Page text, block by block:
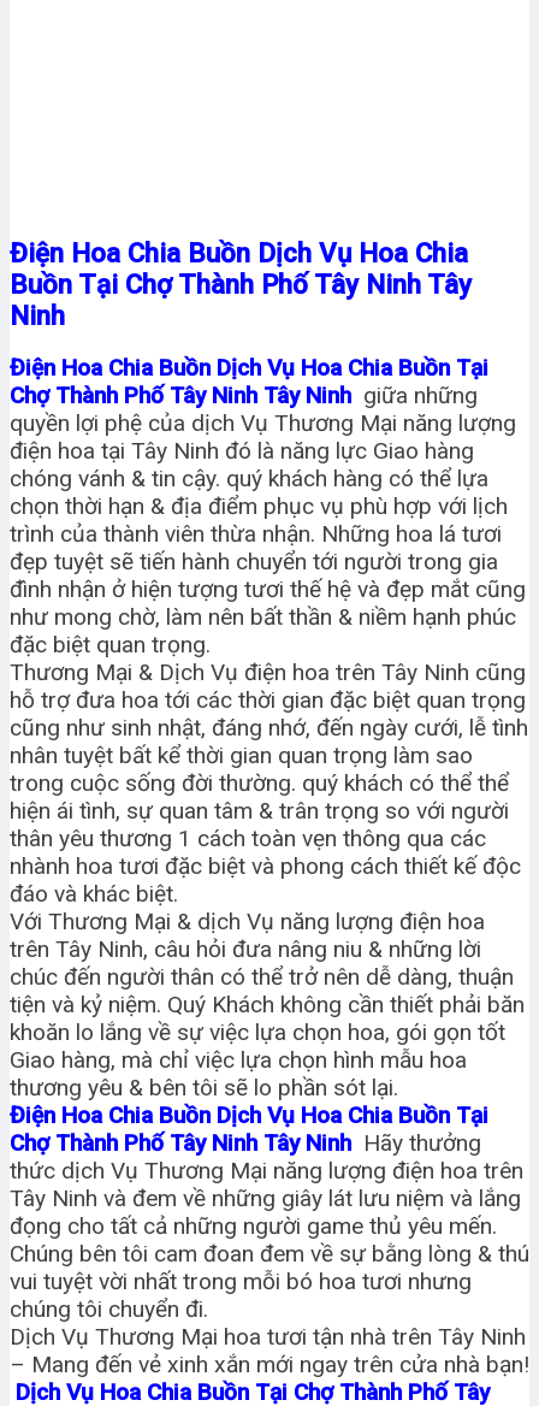
Điện Hoa Chia Buồn Dịch Vụ Hoa Chia
Buồn Tại Chợ Thành Phố Tây Ninh Tây
Ninh
Điện Hoa Chia Buồn Dịch Vụ Hoa Chia Buồn Tại
Chợ Thành Phố Tây Ninh Tây Ninh giữa những
quyền lợi phệ của dịch Vụ Thương Mại năng lượng
điện hoa tại Tây Ninh đó là năng lực Giao hàng
chóng vánh & tin cậy. quý khách hàng có thể lựa
chọn thời hạn & địa điểm phục vụ phù hợp với lịch
trình của thành viên thừa nhận. Những hoa lá tươi
đẹp tuyệt sẽ tiến hành chuyển tới người trong gia
đình nhận ở hiện tượng tươi thế hệ và đẹp mắt cũng
như mong chờ, làm nên bất thần & niềm hạnh phúc
đặc biệt quan trọng.
Thương Mại & Dịch Vụ điện hoa trên Tây Ninh cũng
hỗ trợ đưa hoa tới các thời gian đặc biệt quan trọng
cũng như sinh nhật, đáng nhớ, đến ngày cưới, lễ tình
nhân tuyệt bất kể thời gian quan trọng làm sao
trong cuộc sống đời thường. quý khách có thể thể
hiện ái tình, sự quan tâm & trân trọng so với người
thân yêu thương 1 cách toàn vẹn thông qua các
nhành hoa tươi đặc biệt và phong cách thiết kế độc
đáo và khác biệt.
Với Thương Mại & dịch Vụ năng lượng điện hoa
trên Tây Ninh, câu hỏi đưa nâng niu & những lời
chúc đến người thân có thể trở nên dễ dàng, thuận
tiện và kỷ niệm. Quý Khách không cần thiết phải băn
khoăn lo lắng về sự việc lựa chọn hoa, gói gọn tốt
Giao hàng, mà chỉ việc lựa chọn hình mẫu hoa
thương yêu & bên tôi sẽ lo phần sót lại.
Điện Hoa Chia Buồn Dịch Vụ Hoa Chia Buồn Tại
Chợ Thành Phố Tây Ninh Tây Ninh Hãy thưởng
thức dịch Vụ Thương Mại năng lượng điện hoa trên
Tây Ninh và đem về những giây lát lưu niệm và lắng
đọng cho tất cả những người game thủ yêu mến.
Chúng bên tôi cam đoan đem về sự bằng lòng & thú
vui tuyệt vời nhất trong mỗi bó hoa tươi nhưng
chúng tôi chuyển đi.
Dịch Vụ Thương Mại hoa tươi tận nhà trên Tây Ninh
– Mang đến vẻ xinh xắn mới ngay trên cửa nhà bạn!
Dịch Vụ Hoa Chia Buồn Tại Chợ Thành Phố Tây